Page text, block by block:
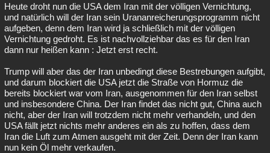
Heute droht nun die USA dem Iran mit der völligen Vernichtung,
und natürlich will der Iran sein Urananreicherungsprogramm nicht
aufgeben, denn dem Iran wird ja schließlich mit der völligen
Vernichtung gedroht. Es ist nachvollziehbar das es für den Iran
dann nur heißen kann : Jetzt erst recht.
Trump will aber das der Iran unbedingt diese Bestrebungen aufgibt,
und darum blockiert die USA jetzt die Straße von Hormuz die
bereits blockiert war vom Iran, ausgenommen für den Iran selbst
und insbesondere China. Der Iran findet das nicht gut, China auch
nicht, aber der Iran will trotzdem nicht mehr verhandeln, und den
USA fällt jetzt nichts mehr anderes ein als zu hoffen, dass dem
Iran die Luft zum Atmen ausgeht mit der Zeit. Denn der Iran kann
nun kein Öl mehr verkaufen.